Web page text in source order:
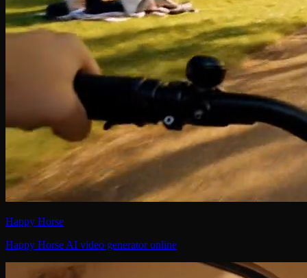
Happy Horse
Happy Horse AI video generator online